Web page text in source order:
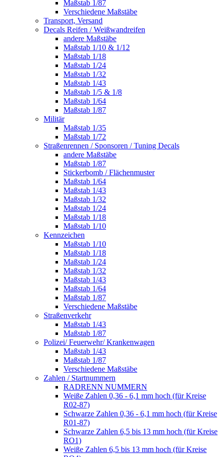
Maßstab 1/87
Verschiedene Maßstäbe
Transport, Versand
Decals Reifen / Weißwandreifen
andere Maßstäbe
Maßstab 1/10 & 1/12
Maßstab 1/18
Maßstab 1/24
Maßstab 1/32
Maßstab 1/43
Maßstab 1/5 & 1/8
Maßstab 1/64
Maßstab 1/87
Militär
Maßstab 1/35
Maßstab 1/72
Straßenrennen / Sponsoren / Tuning Decals
andere Maßstäbe
Maßstab 1/87
Stickerbomb / Flächenmuster
Maßstab 1/64
Maßstab 1/43
Maßstab 1/32
Maßstab 1/24
Maßstab 1/18
Maßstab 1/10
Kennzeichen
Maßstab 1/10
Maßstab 1/18
Maßstab 1/24
Maßstab 1/32
Maßstab 1/43
Maßstab 1/64
Maßstab 1/87
Verschiedene Maßstäbe
Straßenverkehr
Maßstab 1/43
Maßstab 1/87
Polizei/ Feuerwehr/ Krankenwagen
Maßstab 1/43
Maßstab 1/87
Verschiedene Maßstäbe
Zahlen / Startnummern
RADRENN NUMMERN
Weiße Zahlen 0,36 - 6,1 mm hoch (für Kreise
R02-87)
Schwarze Zahlen 0,36 - 6,1 mm hoch (für Kreise
R01-87)
Schwarze Zahlen 6,5 bis 13 mm hoch (für Kreise
RO1)
Weiße Zahlen 6,5 bis 13 mm hoch (für Kreise